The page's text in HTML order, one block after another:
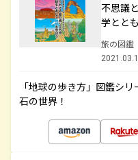
不思議
学とと
旅の図鑑
「地球の歩き方」図鑑シ
石の世界！